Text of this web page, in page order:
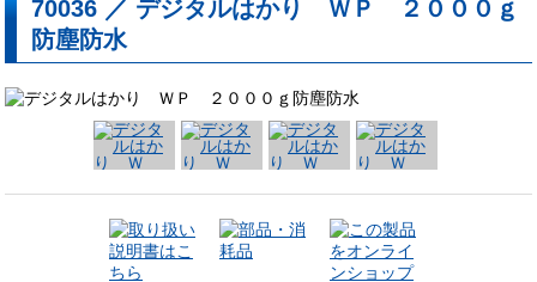
70036 ／ デジタルはかり ＷＰ ２０００ｇ
防塵防水